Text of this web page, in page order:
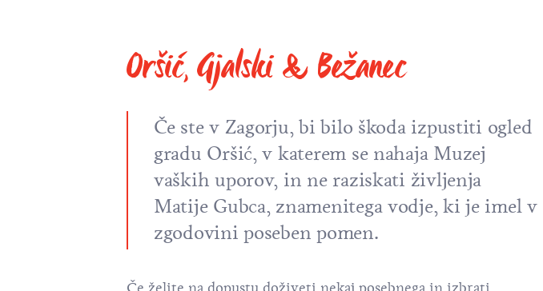
Oršić, Gjalski & Bežanec
Če ste v Zagorju, bi bilo škoda izpustiti ogled
gradu Oršić, v katerem se nahaja Muzej
vaških uporov, in ne raziskati življenja
Matije Gubca, znamenitega vodje, ki je imel v
zgodovini poseben pomen.